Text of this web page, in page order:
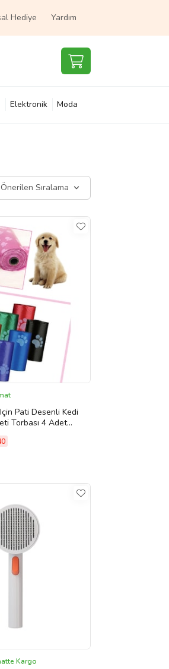
Hediye Yardım
Elektronik Moda
Önerilen Sıralama
Pati Desenli Kedi
Torbası 4 Adet
Kargo
Kargo